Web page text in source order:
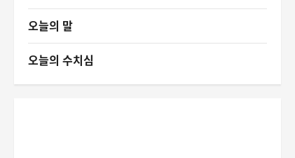
오늘의 말
오늘의 수치심